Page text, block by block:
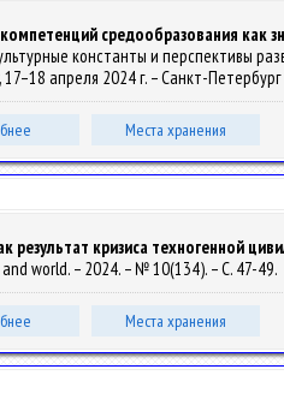
средообразования как
константы и перспективы
апреля 2024 г. – Санкт-
Места хранения
кризиса техногенной
world. – 2024. – № 10(134). – С. 47-49.
Места хранения